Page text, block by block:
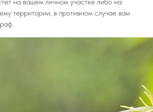
территории, в противном случае вам